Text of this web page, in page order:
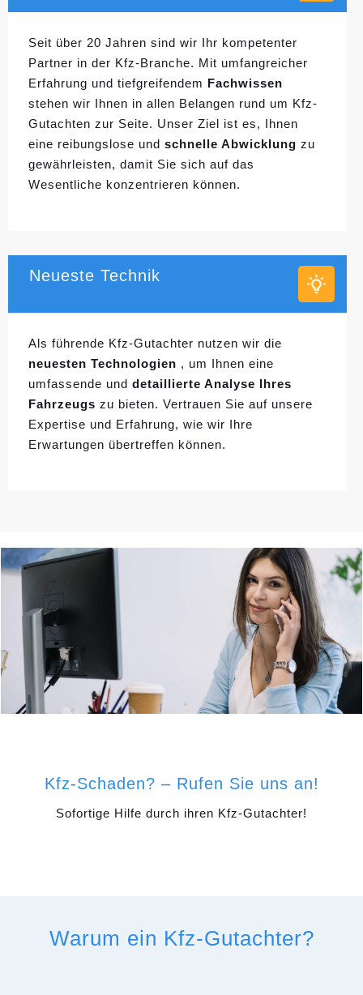
Seit über 20 Jahren sind wir Ihr kompetenter
Partner in der Kfz-Branche. Mit umfangreicher
Erfahrung und tiefgreifendem Fachwissen
stehen wir Ihnen in allen Belangen rund um Kfz-
Gutachten zur Seite. Unser Ziel ist es, Ihnen
eine reibungslose und schnelle Abwicklung zu
gewährleisten, damit Sie sich auf das
Wesentliche konzentrieren können.
Neueste Technik
Als führende Kfz-Gutachter nutzen wir die
neuesten Technologien , um Ihnen eine
umfassende und detaillierte Analyse Ihres
Fahrzeugs zu bieten. Vertrauen Sie auf unsere
Expertise und Erfahrung, wie wir Ihre
Erwartungen übertreffen können.
Kfz-Schaden? – Rufen Sie uns an!
Sofortige Hilfe durch ihren Kfz-Gutachter!
Warum ein Kfz-Gutachter?